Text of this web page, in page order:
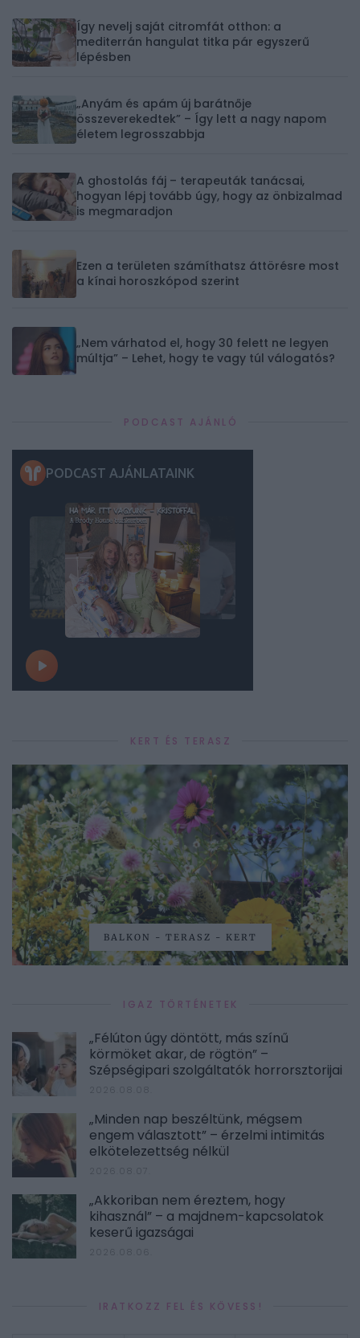
Így nevelj saját citromfát otthon: a
mediterrán hangulat titka pár egyszerű
lépésben
„Anyám és apám új barátnője
összeverekedtek” – Így lett a nagy napom
életem legrosszabbja
A ghostolás fáj – terapeuták tanácsai,
hogyan lépj tovább úgy, hogy az önbizalmad
is megmaradjon
Ezen a területen számíthatsz áttörésre most
a kínai horoszkópod szerint
„Nem várhatod el, hogy 30 felett ne legyen
múltja” – Lehet, hogy te vagy túl válogatós?
PODCAST AJÁNLÓ
KERT ÉS TERASZ
BALKON - TERASZ - KERT
IGAZ TÖRTÉNETEK
„Félúton úgy döntött, más színű
körmöket akar, de rögtön” –
Szépségipari szolgáltatók horrorsztorijai
„Minden nap beszéltünk, mégsem
engem választott” – érzelmi intimitás
elkötelezettség nélkül
2026.08.07.
„Akkoriban nem éreztem, hogy
kihasznál” – a majdnem-kapcsolatok
keserű igazságai
IRATKOZZ FEL ÉS KÖVESS!